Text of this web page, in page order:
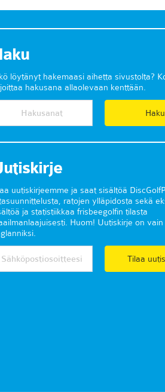
löytänyt hakemaasi aihetta sivustolta?
hakusana allaolevaan kenttään.
uutiskirjeemme ja saat sisältöä
ratojen ylläpidosta sekä
ja statistiikkaa frisbeegolfin tilasta
Huom! Uutiskirje on vain
Tilaa